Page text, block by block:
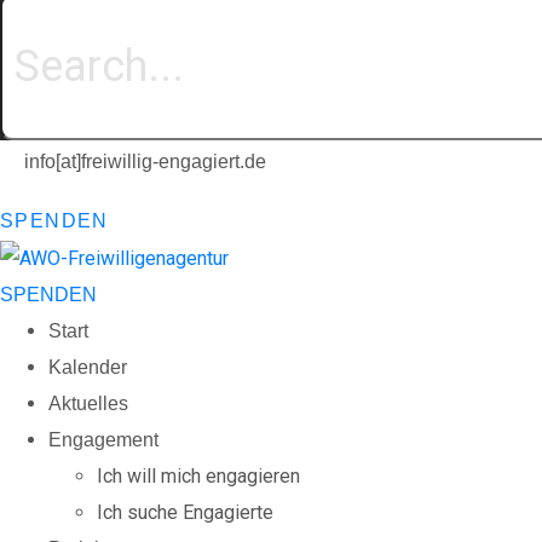
info[at]freiwillig-engagiert.de
SPENDEN
SPENDEN
Start
Kalender
Aktuelles
Engagement
Ich will mich engagieren
Ich suche Engagierte